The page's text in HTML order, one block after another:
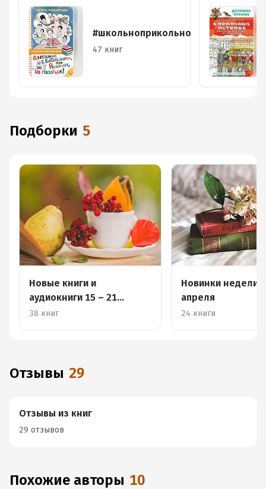
#школьноприкольно
47 книг
Подборки 5
Новые книги и
аудиокниги 15 – 21
августа
38 книг
Новинки недели
апреля
24 книги
Отзывы 29
Отзывы из книг
29 отзывов
Похожие авторы 10